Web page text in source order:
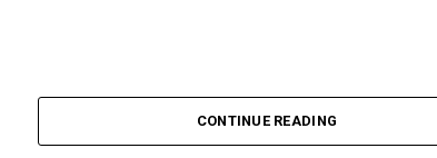
u ime svih nas odličje na kninskoj tvrdavi.
CONTINUE READING